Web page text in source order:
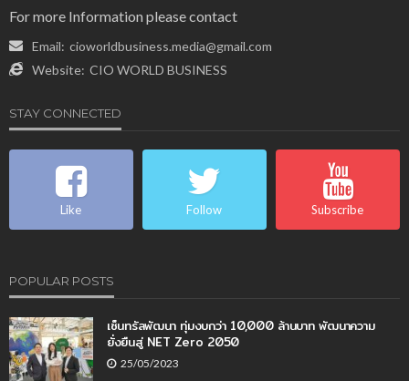
For more Information please contact
Email: cioworldbusiness.media@gmail.com
Website: CIO WORLD BUSINESS
STAY CONNECTED
Like Follow Subscribe
POPULAR POSTS
เซ็นทรัลพัฒนา ทุ่มงบกว่า 10,000 ล้านบาท พัฒนาความ
ยั่งยืนสู่ NET Zero 2050
25/05/2023